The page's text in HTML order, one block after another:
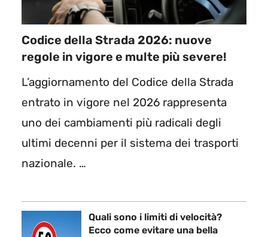
Codice della Strada 2026: nuove
regole in vigore e multe più severe!
L’aggiornamento del Codice della Strada
entrato in vigore nel 2026 rappresenta
uno dei cambiamenti più radicali degli
ultimi decenni per il sistema dei trasporti
nazionale. …
Quali sono i limiti di velocità?
Ecco come evitare una bella